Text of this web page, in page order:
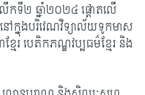
កទី២ ឆ្នាំ២០២៤ ផ្តោតលើ
ៅក្នុងបរិវេណវិទ្យាល័យទូកមាស
រ បេតិកភណ្ឌវប្បធម៌ខ្មែរ និង